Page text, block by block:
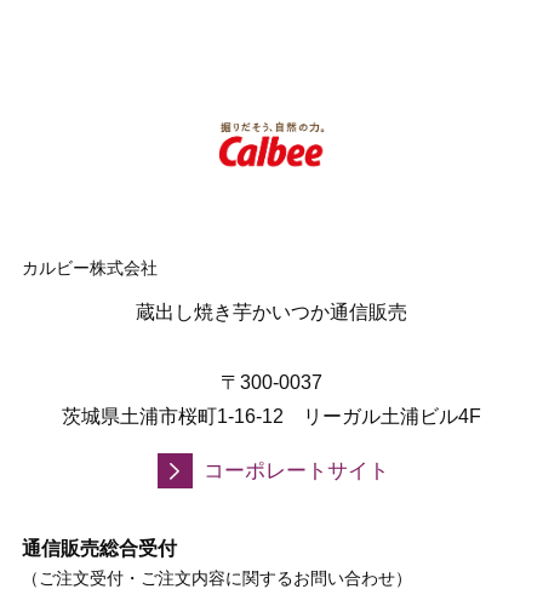
カルビー株式会社
蔵出し焼き芋かいつか通信販売
〒300-0037
茨城県土浦市桜町1-16-12 リーガル土浦ビル4F
コーポレートサイト
通信販売総合受付
（ご注文受付・ご注文内容に関するお問い合わせ）